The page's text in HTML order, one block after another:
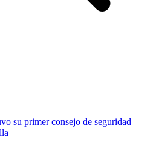
su primer consejo de seguridad